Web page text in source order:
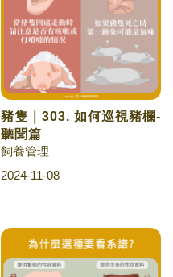
豬隻｜303. 如何巡視豬欄-
聽聞篇
飼養管理
2024-11-08